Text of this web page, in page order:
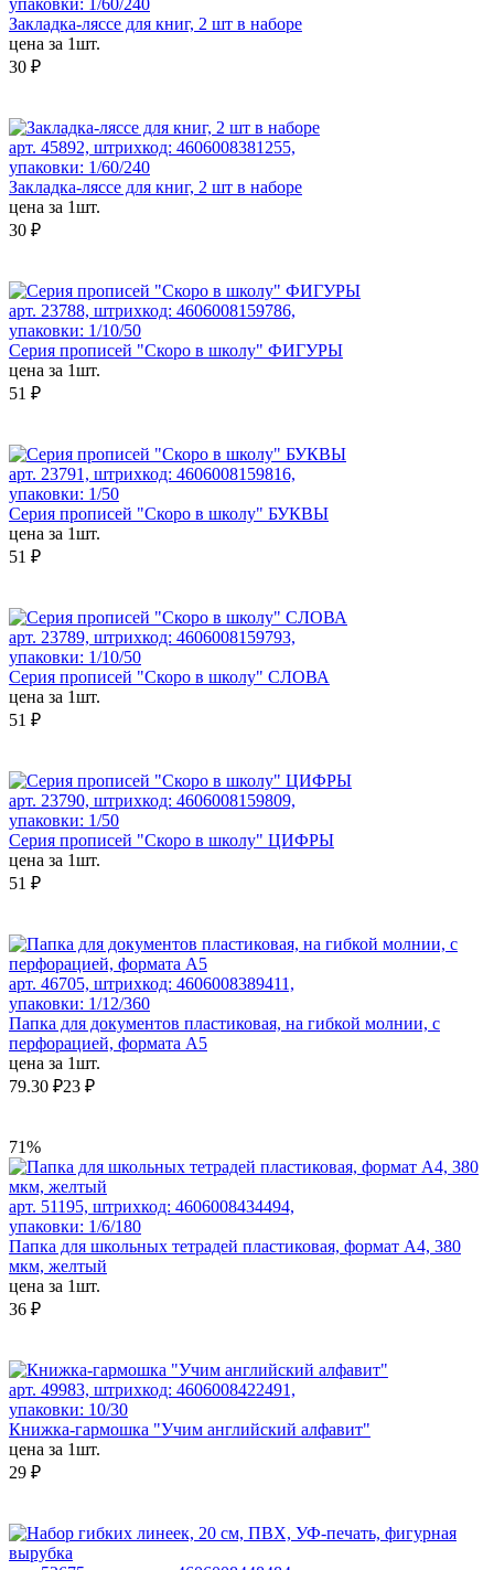
упаковки: 1/60/240
Закладка-ляссе для книг, 2 шт в наборе
цена за 1шт.
30 ₽
арт. 45892, штрихкод: 4606008381255,
упаковки: 1/60/240
Закладка-ляссе для книг, 2 шт в наборе
цена за 1шт.
30 ₽
арт. 23788, штрихкод: 4606008159786,
упаковки: 1/10/50
Серия прописей "Скоро в школу" ФИГУРЫ
цена за 1шт.
51 ₽
арт. 23791, штрихкод: 4606008159816,
упаковки: 1/50
Серия прописей "Скоро в школу" БУКВЫ
цена за 1шт.
51 ₽
арт. 23789, штрихкод: 4606008159793,
упаковки: 1/10/50
Серия прописей "Скоро в школу" СЛОВА
цена за 1шт.
51 ₽
арт. 23790, штрихкод: 4606008159809,
упаковки: 1/50
Серия прописей "Скоро в школу" ЦИФРЫ
цена за 1шт.
51 ₽
арт. 46705, штрихкод: 4606008389411,
упаковки: 1/12/360
Папка для документов пластиковая, на гибкой молнии, с
перфорацией, формата А5
цена за 1шт.
79.30 ₽23 ₽
71%
арт. 51195, штрихкод: 4606008434494,
упаковки: 1/6/180
Папка для школьных тетрадей пластиковая, формат А4, 380
мкм, желтый
цена за 1шт.
36 ₽
арт. 49983, штрихкод: 4606008422491,
упаковки: 10/30
Книжка-гармошка "Учим английский алфавит"
цена за 1шт.
29 ₽